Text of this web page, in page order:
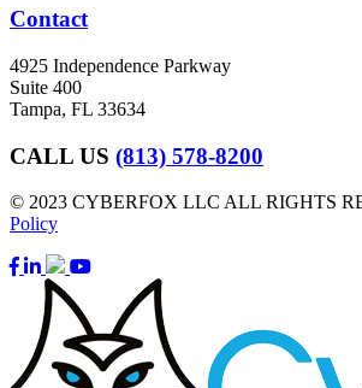
Contact
4925 Independence Parkway
Suite 400
Tampa, FL 33634
CALL US (813) 578-8200
© 2023 CYBERFOX LLC ALL RIGHTS
Policy